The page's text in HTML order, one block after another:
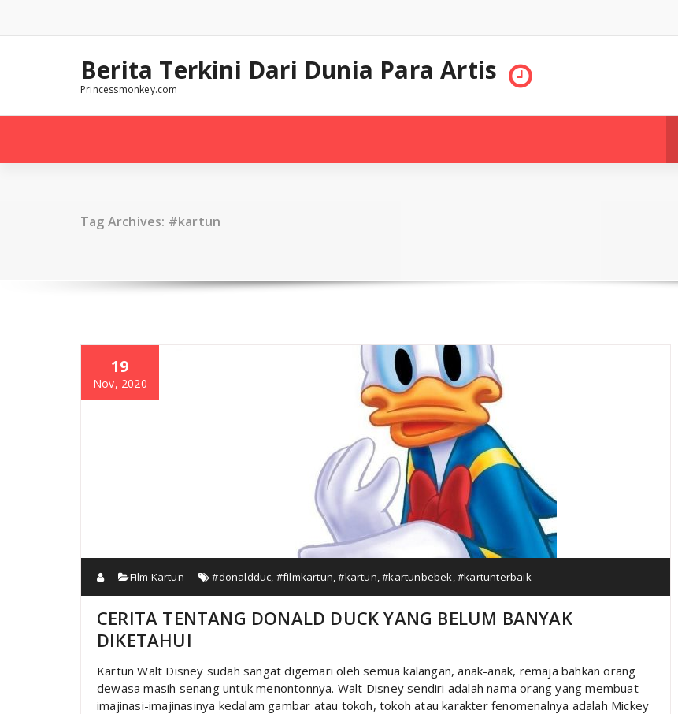
content
Berita Terkini Dari Dunia Para Artis
Princessmonkey.com
Tag Archives: #kartun
19
Nov, 2020
Film Kartun #donaldduc, #filmkartun,#kartun,#kartunbebek,#kartunterbaik
CERITA TENTANG DONALD DUCK YANG BELUM BANYAK
DIKETAHUI
Kartun Walt Disney sudah sangat digemari oleh semua kalangan, anak-anak, remaja bahkan orang
dewasa masih senang untuk menontonnya. Walt Disney sendiri adalah nama orang yang membuat
imajinasi-imajinasinya kedalam gambar atau tokoh, tokoh atau karakter fenomenalnya adalah Mickey